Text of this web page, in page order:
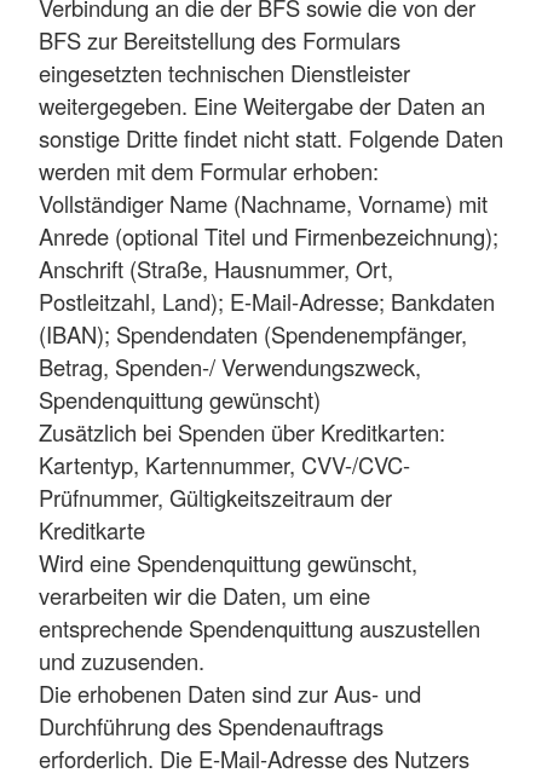
Verbindung an die der BFS sowie die von der
BFS zur Bereitstellung des Formulars
eingesetzten technischen Dienstleister
weitergegeben. Eine Weitergabe der Daten an
sonstige Dritte findet nicht statt. Folgende Daten
werden mit dem Formular erhoben:
Vollständiger Name (Nachname, Vorname) mit
Anrede (optional Titel und Firmenbezeichnung);
Anschrift (Straße, Hausnummer, Ort,
Postleitzahl, Land); E-Mail-Adresse; Bankdaten
(IBAN); Spendendaten (Spendenempfänger,
Betrag, Spenden-/ Verwendungszweck,
Spendenquittung gewünscht)
Zusätzlich bei Spenden über Kreditkarten:
Kartentyp, Kartennummer, CVV-/CVC-
Prüfnummer, Gültigkeitszeitraum der
Kreditkarte
Wird eine Spendenquittung gewünscht,
verarbeiten wir die Daten, um eine
entsprechende Spendenquittung auszustellen
und zuzusenden.
Die erhobenen Daten sind zur Aus- und
Durchführung des Spendenauftrags
erforderlich. Die E-Mail-Adresse des Nutzers